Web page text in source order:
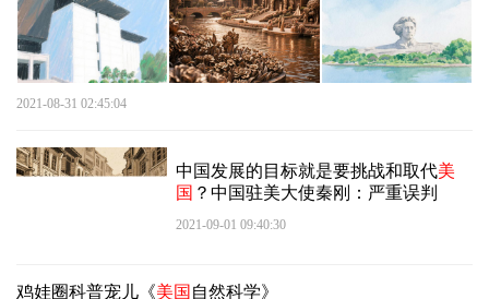
2021-08-31 02:45:04
中国发展的目标就是要挑战和取代美
国 ？中国驻美大使秦刚：严重误判
2021-09-01 09:40:30
鸡娃圈科普宠儿《美国 自然科学》